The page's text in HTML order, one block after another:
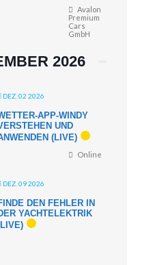
Avalon
Premium
Cars
GmbH
2026
DEZ. 02 2026
APP-WINDY
UND
(LIVE)
Online
DEZ. 09 2026
DEN FEHLER IN
YACHTELEKTRIK